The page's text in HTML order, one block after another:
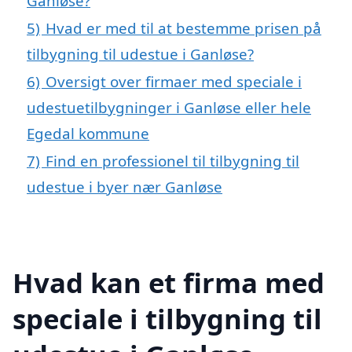
5) Hvad er med til at bestemme prisen på
tilbygning til udestue i Ganløse?
6) Oversigt over firmaer med speciale i
udestuetilbygninger i Ganløse eller hele
Egedal kommune
7) Find en professionel til tilbygning til
udestue i byer nær Ganløse
Hvad kan et firma med
speciale i tilbygning til